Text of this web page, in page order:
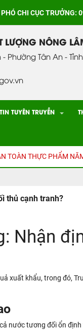
CHI CỤC TRƯỞNG:
LƯỢNG NÔNG
Phường Tân An -
TUYÊN TRUYỀN
THỰC PHẨM NĂM 2025
thủ cạnh tranh?
Nhận
xuất khẩu, trong đó,
nước tương đối ổn